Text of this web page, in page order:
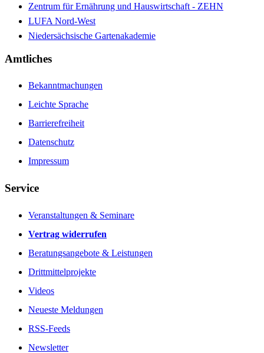
Zentrum für Ernährung und Hauswirtschaft - ZEHN
LUFA Nord-West
Niedersächsische Gartenakademie
Amtliches
Bekanntmachungen
Leichte Sprache
Barrierefreiheit
Datenschutz
Impressum
Service
Veranstaltungen & Seminare
Vertrag widerrufen
Beratungsangebote & Leistungen
Drittmittelprojekte
Videos
Neueste Meldungen
RSS-Feeds
Newsletter